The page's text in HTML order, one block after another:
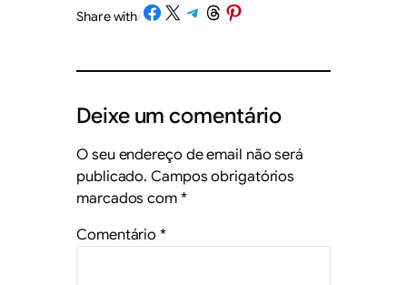
Share with/Share on Facebook
Share on X Share on Telegram
Share on Threads
Share on Pinterest
Deixe um comentário
O seu endereço de email não será
publicado. Campos obrigatórios
marcados com *
Comentário*